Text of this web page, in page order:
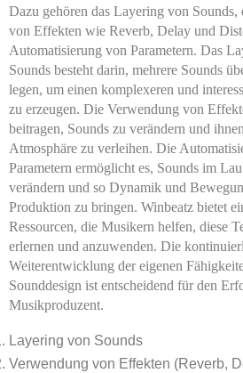
Dazu gehören das Layering von Sounds,
von Effekten wie Reverb, Delay und
Automatisierung von Parametern. Das
Sounds besteht darin, mehrere Sounds
legen, um einen komplexeren und
zu erzeugen. Die Verwendung von
beitragen, Sounds zu verändern und
Atmosphäre zu verleihen. Die
Parametern ermöglicht es, Sounds im
verändern und so Dynamik und
Produktion zu bringen. Winbeatz bietet
Ressourcen, die Musikern helfen, diese
erlernen und anzuwenden. Die
Weiterentwicklung der eigenen
Sounddesign ist entscheidend für den
Musikproduzent.
Layering von Sounds
Verwendung von Effekten (Reverb,